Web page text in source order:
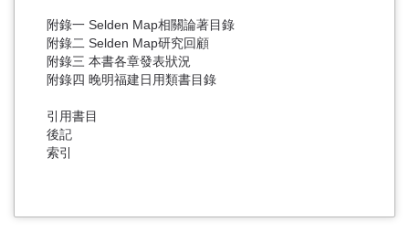
附錄一 Selden Map相關論著目錄
附錄二 Selden Map研究回顧
附錄三 本書各章發表狀況
附錄四 晚明福建日用類書目錄
引用書目
後記
索引